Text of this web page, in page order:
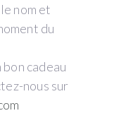
nom et
du
cadeau
nous sur